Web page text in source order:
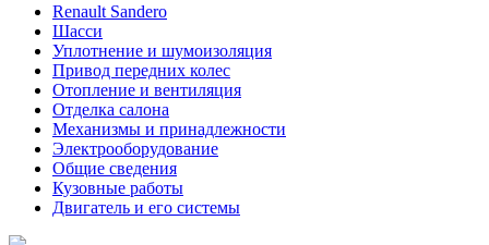
Renault Sandero
Шасси
Уплотнение и шумоизоляция
Привод передних колес
Отопление и вентиляция
Отделка салона
Механизмы и принадлежности
Электрооборудование
Общие сведения
Кузовные работы
Двигатель и его системы